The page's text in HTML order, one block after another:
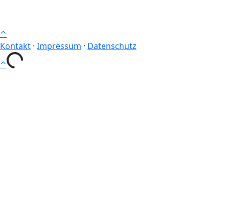
⌃
Kontakt · Impressum · Datenschutz
⌃